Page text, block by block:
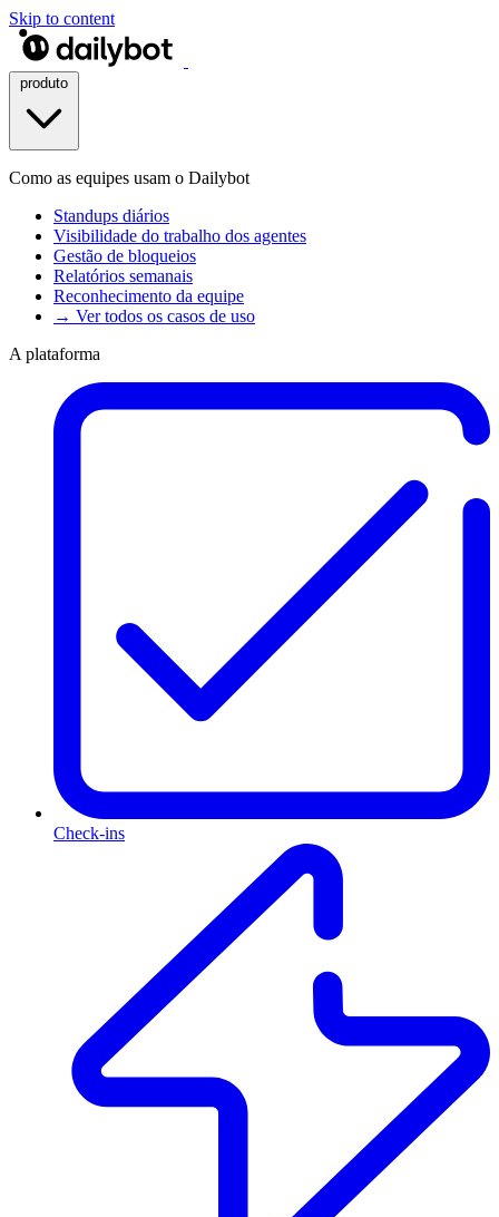
Skip to content
Como as equipes usam o Dailybot
Standups diários
Visibilidade do trabalho dos agentes
Gestão de bloqueios
Relatórios semanais
Reconhecimento da equipe
→ Ver todos os casos de uso
A plataforma
Check-ins